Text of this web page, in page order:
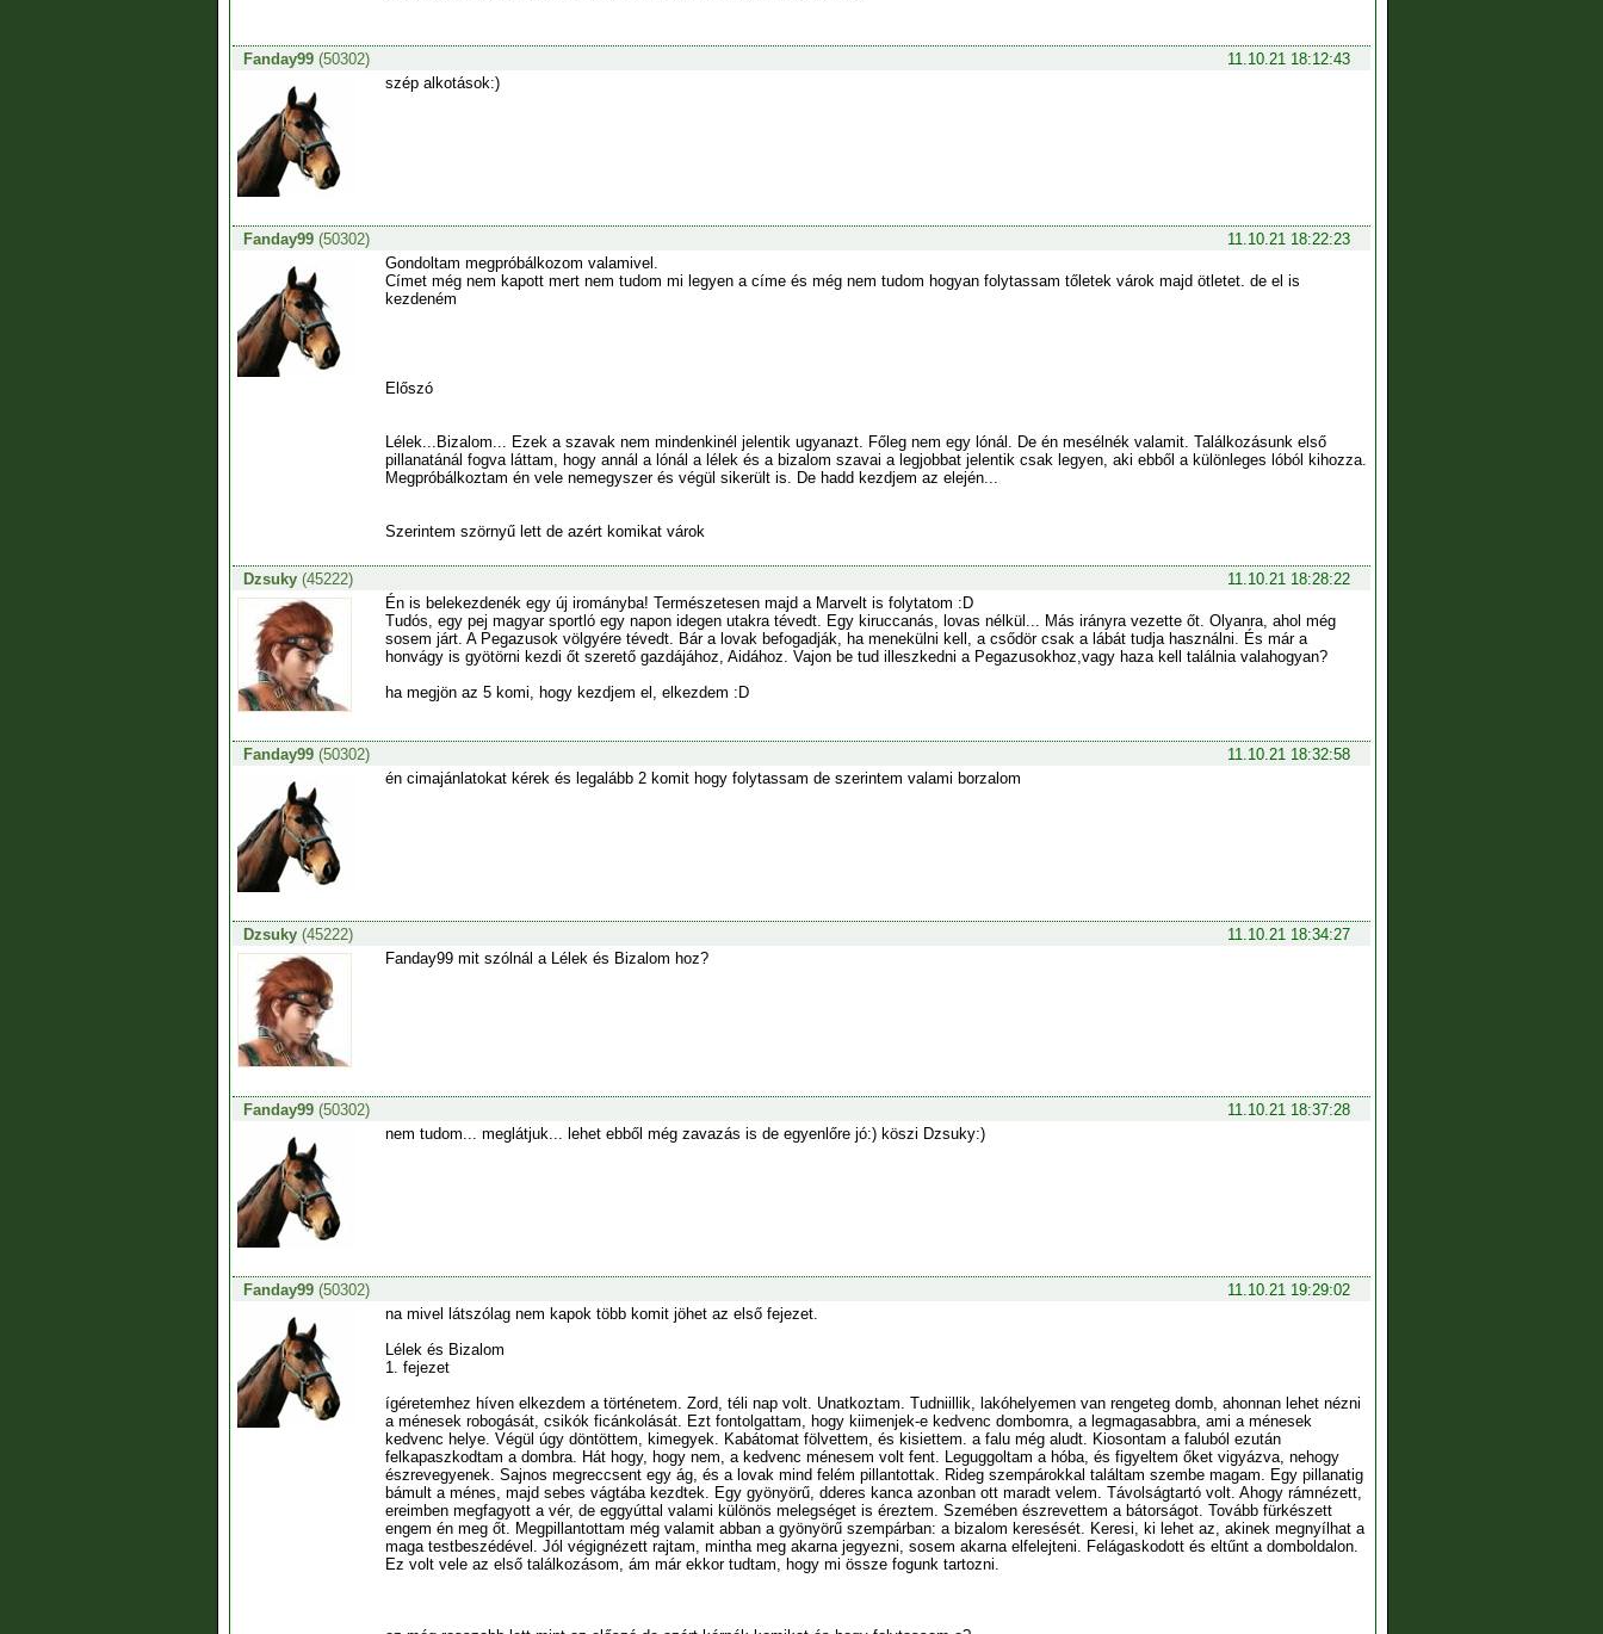
Fanday99(50302)
11.10.21 18:12:43
szép alkotások:)
Fanday99(50302)
11.10.21 18:22:23
Gondoltam megpróbálkozom valamivel.
Címet még nem kapott mert nem tudom mi legyen a címe és még nem tudom hogyan folytassam tőletek várok majd ötletet. de el is
kezdeném
Előszó
Lélek...Bizalom... Ezek a szavak nem mindenkinél jelentik ugyanazt. Főleg nem egy lónál. De én mesélnék valamit. Találkozásunk első
pillanatánál fogva láttam, hogy annál a lónál a lélek és a bizalom szavai a legjobbat jelentik csak legyen, aki ebből a különleges lóból kihozza.
Megpróbálkoztam én vele nemegyszer és végül sikerült is. De hadd kezdjem az elején...
Szerintem szörnyű lett de azért komikat várok
Dzsuky(45222)
11.10.21 18:28:22
Én is belekezdenék egy új irományba! Természetesen majd a Marvelt is folytatom :D
Tudós, egy pej magyar sportló egy napon idegen utakra tévedt. Egy kiruccanás, lovas nélkül... Más irányra vezette őt. Olyanra, ahol még
sosem járt. A Pegazusok völgyére tévedt. Bár a lovak befogadják, ha menekülni kell, a csődör csak a lábát tudja használni. És már a
honvágy is gyötörni kezdi őt szerető gazdájához, Aidához. Vajon be tud illeszkedni a Pegazusokhoz,vagy haza kell találnia valahogyan?
ha megjön az 5 komi, hogy kezdjem el, elkezdem :D
Fanday99(50302)
11.10.21 18:32:58
én cimajánlatokat kérek és legalább 2 komit hogy folytassam de szerintem valami borzalom
Dzsuky(45222)
11.10.21 18:34:27
Fanday99 mit szólnál a Lélek és Bizalom hoz?
Fanday99(50302)
11.10.21 18:37:28
nem tudom... meglátjuk... lehet ebből még zavazás is de egyenlőre jó:) köszi Dzsuky:)
Fanday99(50302)
11.10.21 19:29:02
na mivel látszólag nem kapok több komit jöhet az első fejezet.
Lélek és Bizalom
1. fejezet
ígéretemhez híven elkezdem a történetem. Zord, téli nap volt. Unatkoztam. Tudniillik, lakóhelyemen van rengeteg domb, ahonnan lehet nézni
a ménesek robogását, csikók ficánkolását. Ezt fontolgattam, hogy kiimenjek-e kedvenc dombomra, a legmagasabbra, ami a ménesek
kedvenc helye. Végül úgy döntöttem, kimegyek. Kabátomat fölvettem, és kisiettem. a falu még aludt. Kiosontam a faluból ezután
felkapaszkodtam a dombra. Hát hogy, hogy nem, a kedvenc ménesem volt fent. Leguggoltam a hóba, és figyeltem őket vigyázva, nehogy
észrevegyenek. Sajnos megreccsent egy ág, és a lovak mind felém pillantottak. Rideg szempárokkal találtam szembe magam. Egy pillanatig
bámult a ménes, majd sebes vágtába kezdtek. Egy gyönyörű, dderes kanca azonban ott maradt velem. Távolságtartó volt. Ahogy rámnézett,
ereimben megfagyott a vér, de eggyúttal valami különös melegséget is éreztem. Szemében észrevettem a bátorságot. Tovább fürkészett
engem én meg őt. Megpillantottam még valamit abban a gyönyörű szempárban: a bizalom keresését. Keresi, ki lehet az, akinek megnyílhat a
maga testbeszédével. Jól végignézett rajtam, mintha meg akarna jegyezni, sosem akarna elfelejteni. Felágaskodott és eltűnt a domboldalon.
Ez volt vele az első találkozásom, ám már ekkor tudtam, hogy mi össze fogunk tartozni.